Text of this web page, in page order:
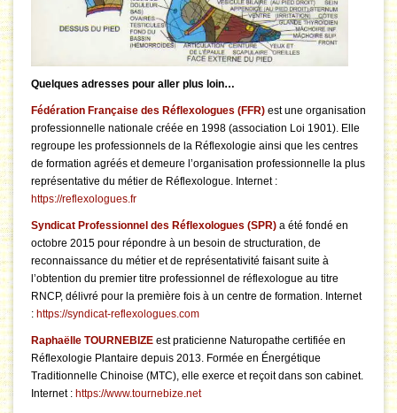
Quelques adresses pour aller plus loin…
Fédération Française des Réflexologues (FFR) est une organisation
professionnelle nationale créée en 1998 (association Loi 1901). Elle
regroupe les professionnels de la Réflexologie ainsi que les centres
de formation agréés et demeure l’organisation professionnelle la plus
représentative du métier de Réflexologue. Internet :
https://reflexologues.fr
Syndicat Professionnel des Réflexologues (SPR) a été fondé en
octobre 2015 pour répondre à un besoin de structuration, de
reconnaissance du métier et de représentativité faisant suite à
l’obtention du premier titre professionnel de réflexologue au titre
RNCP, délivré pour la première fois à un centre de formation. Internet
: https://syndicat-reflexologues.com
Raphaëlle TOURNEBIZE est praticienne Naturopathe certifiée en
Réflexologie Plantaire depuis 2013. Formée en Énergétique
Traditionnelle Chinoise (MTC), elle exerce et reçoit dans son cabinet.
Internet : https://www.tournebize.net